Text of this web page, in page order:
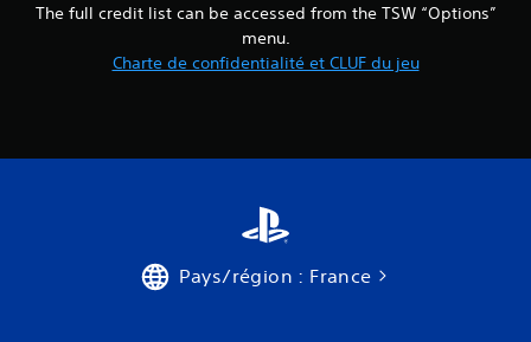
The full credit list can be accessed from the TSW “Options”
menu.
Charte de confidentialité et CLUF du jeu
Pays/région : France